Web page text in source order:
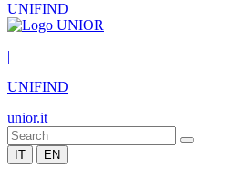
UNIFIND
|
UNIFIND
unior.it
IT EN